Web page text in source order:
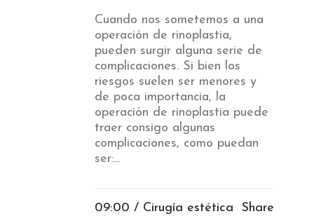
Cuando nos sometemos a una
operación de rinoplastia,
pueden surgir alguna serie de
complicaciones. Si bien los
riesgos suelen ser menores y
de poca importancia, la
operación de rinoplastia puede
traer consigo algunas
complicaciones, como puedan
ser:...
09:00 / Cirugía estética Share